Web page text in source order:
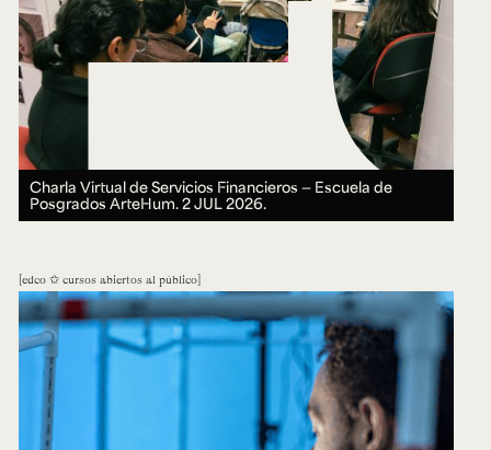
Charla Virtual de Servicios Financieros — Escuela de
Posgrados ArteHum.2 JUL 2026.
edco ✩ cursos abiertos al público